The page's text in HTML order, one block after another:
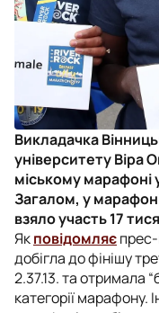
Викладачка
університету Віра
міському марафоні
Загалом, у
взяло участь 17
Якповідомляє
добігла до фінішу
2.37.13. та отримала
категорії марафону.